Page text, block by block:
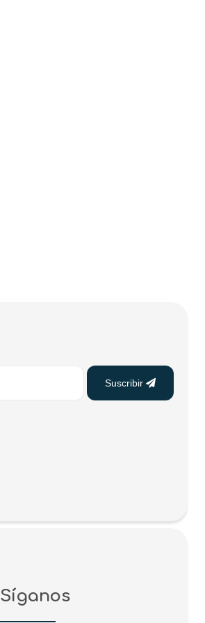
Suscribir
Síganos